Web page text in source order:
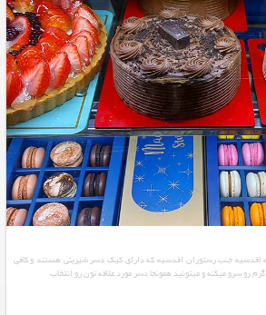
اقدسیه جنب رستوران اقدسیه که دارای کیک دسر شیرینی هستند و کافی
رو سرو میکنه و میتونید همونجا دسر مورد علاقه تون رو انتخاب